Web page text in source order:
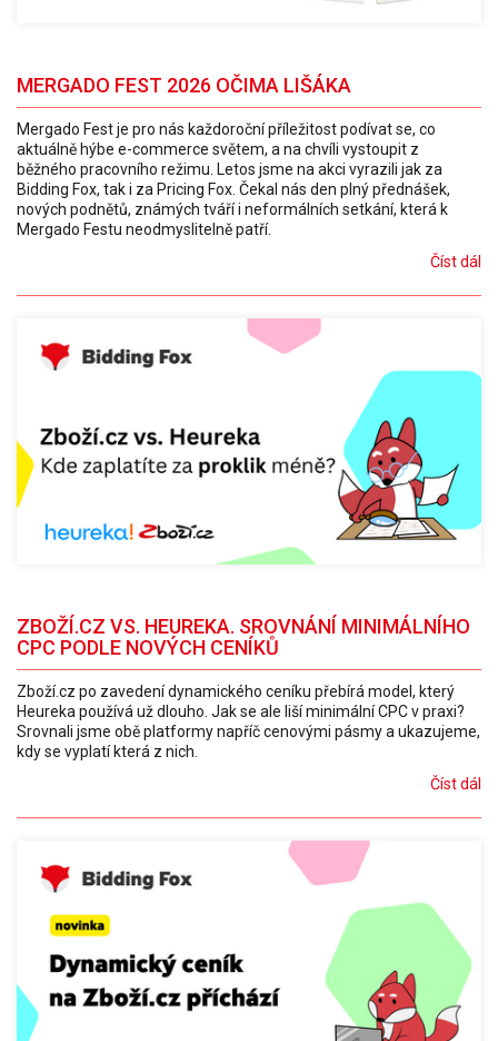
MERGADO FEST 2026 OČIMA LIŠÁKA
Mergado Fest je pro nás každoroční příležitost podívat se, co
aktuálně hýbe e-commerce světem, a na chvíli vystoupit z
běžného pracovního režimu. Letos jsme na akci vyrazili jak za
Bidding Fox, tak i za Pricing Fox. Čekal nás den plný přednášek,
nových podnětů, známých tváří i neformálních setkání, která k
Mergado Festu neodmyslitelně patří.
Číst dál
ZBOŽÍ.CZ VS. HEUREKA. SROVNÁNÍ MINIMÁLNÍHO
CPC PODLE NOVÝCH CENÍKŮ
Zboží.cz po zavedení dynamického ceníku přebírá model, který
Heureka používá už dlouho. Jak se ale liší minimální CPC v praxi?
Srovnali jsme obě platformy napříč cenovými pásmy a ukazujeme,
kdy se vyplatí která z nich.
Číst dál